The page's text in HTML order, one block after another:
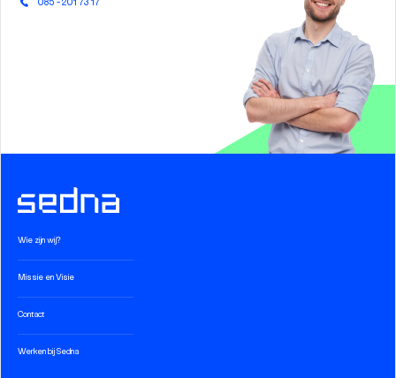
085 - 201 73 17
Wie zijn wij?
Missie en Visie
Contact
Werken bij Sedna